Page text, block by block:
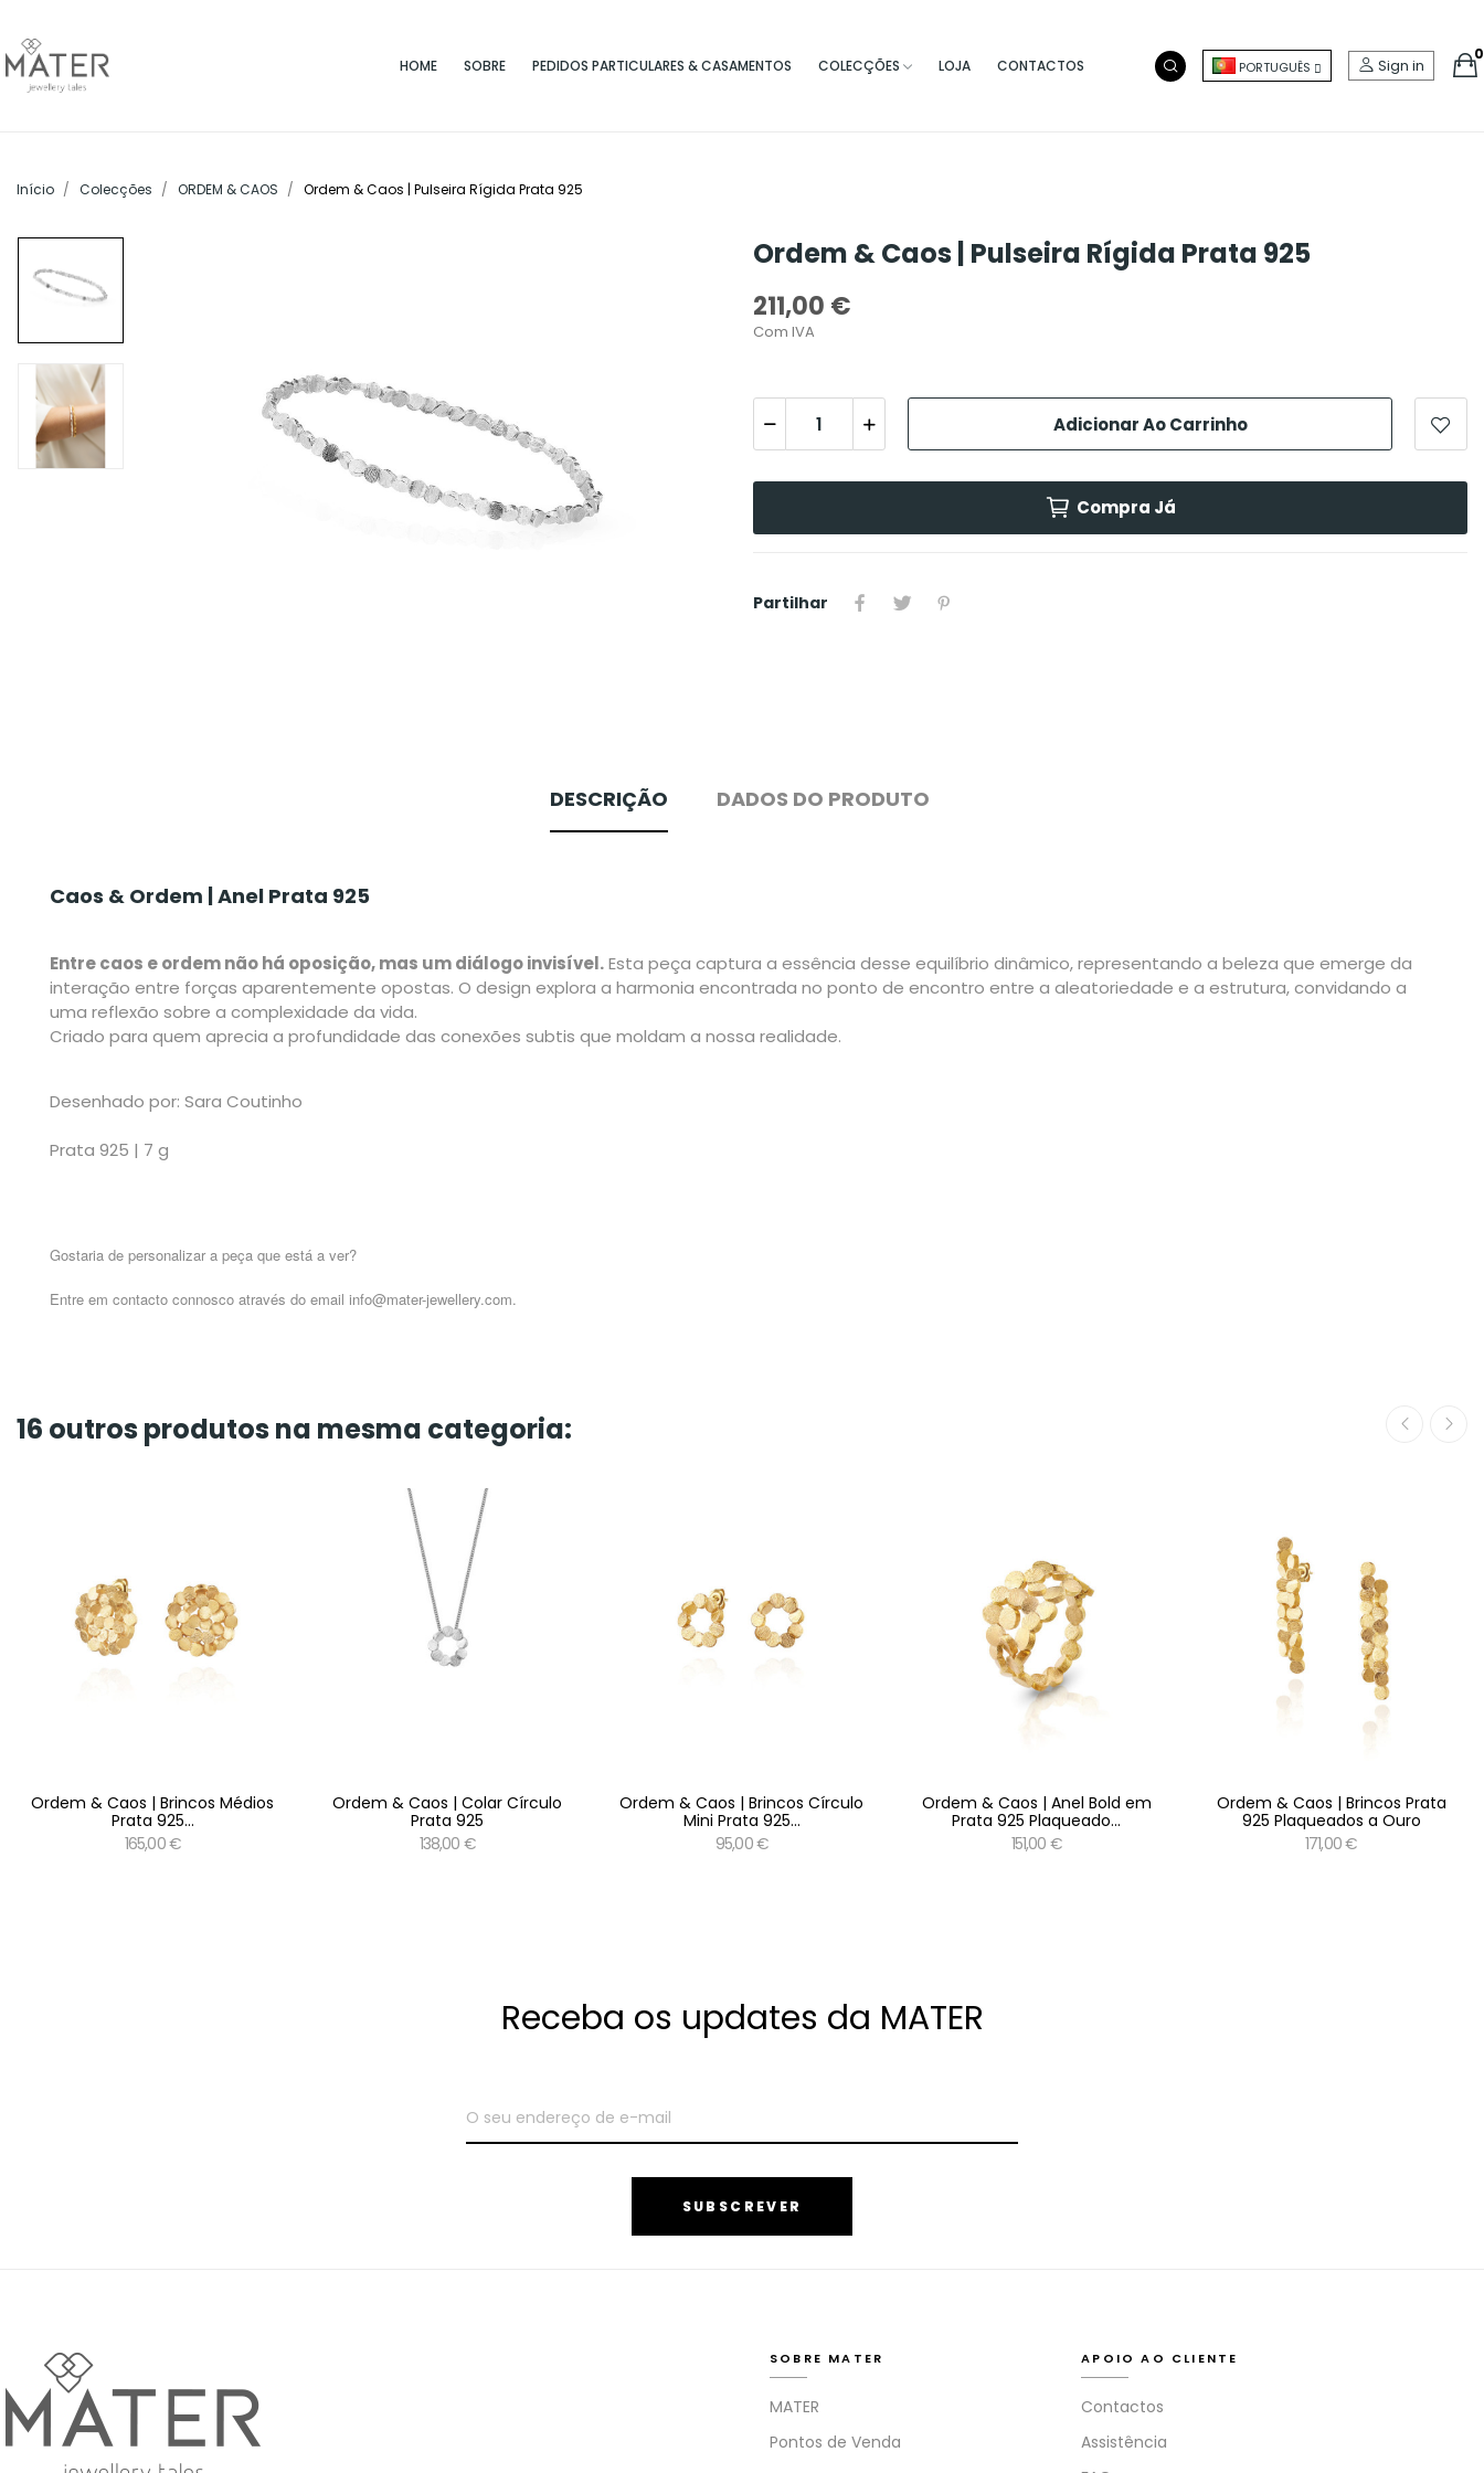
HOME SOBRE PEDIDOS PARTICULARES & CASAMENTOS COLECÇÕES LOJA CONTACTOS PORTUGUÊS Sign in
0
Início Colecções ORDEM & CAOS Ordem & Caos | Pulseira Rígida Prata 925
Ordem & Caos | Pulseira Rígida Prata 925
211,00 €
Com IVA
Adicionar Ao Carrinho
Compra Já
Partilhar
DESCRIÇÃO DADOS DO PRODUTO
Caos & Ordem | Anel Prata 925
Entre caos e ordem não há oposição, mas um diálogo invisível.Esta peça captura a essência desse equilíbrio dinâmico, representando a beleza que emerge da
interação entre forças aparentemente opostas. O design explora a harmonia encontrada no ponto de encontro entre a aleatoriedade e a estrutura, convidando a
uma reflexão sobre a complexidade da vida.
Criado para quem aprecia a profundidade das conexões subtis que moldam a nossa realidade.
Desenhado por: Sara Coutinho
Prata 925 | 7 g
Gostaria de personalizar a peça que está a ver?
Entre em contacto connosco através do email info@mater-jewellery.com.
16 outros produtos na mesma categoria:
Ordem & Caos | Brincos Médios
Prata 925...
165,00 €
Ordem & Caos | Colar Círculo
Prata 925
138,00 €
Ordem & Caos | Brincos Círculo
Mini Prata 925...
95,00 €
Ordem & Caos | Anel Bold em
Prata 925 Plaqueado...
151,00 €
Ordem & Caos | Brincos Prata
925 Plaqueados a Ouro
171,00 €
Receba os updates da MATER
SUBSCREVER
SOBRE MATER
MATER
Pontos de Venda
APOIO AO CLIENTE
Contactos
Assistência